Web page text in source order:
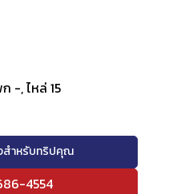
-, ไหล่ 15
สำหรับทริปคุณ
4554